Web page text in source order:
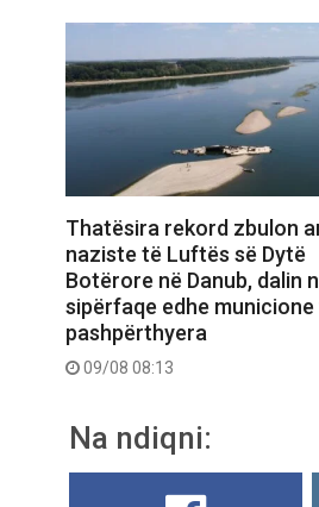
Thatësira rekord zbulon
naziste të Luftës së Dytë
Botërore në Danub, dalin
sipërfaqe edhe municione
pashpërthyera
09/08 08:13
Na ndiqni: